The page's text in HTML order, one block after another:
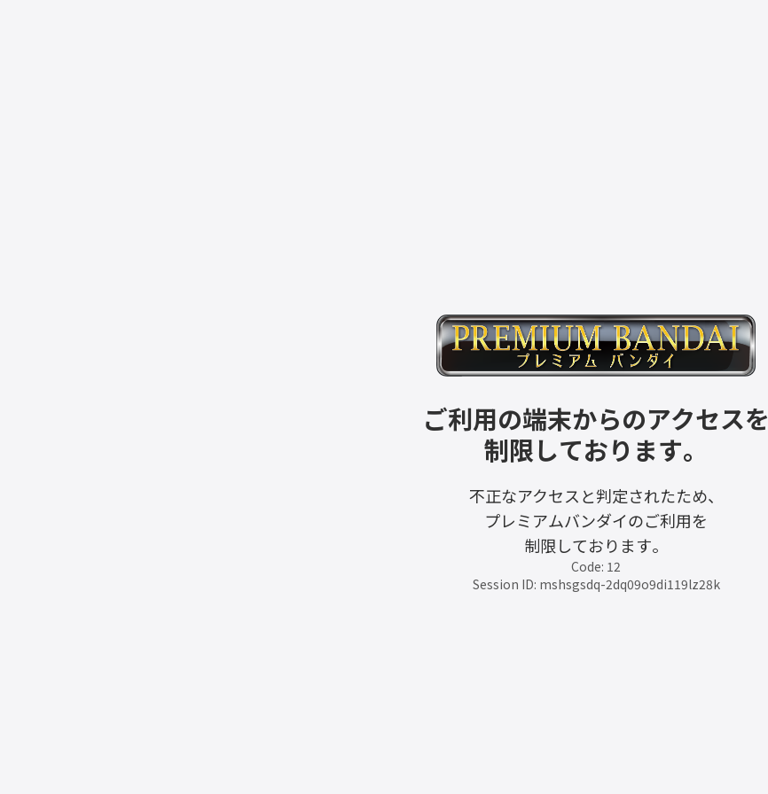
ご利用の端末からのアクセスを
制限しております。
不正なアクセスと判定されたため、
プレミアムバンダイのご利用を
制限しております。
Code: 12
Session ID: mshsgsdq-2dq09o9di119lz28k